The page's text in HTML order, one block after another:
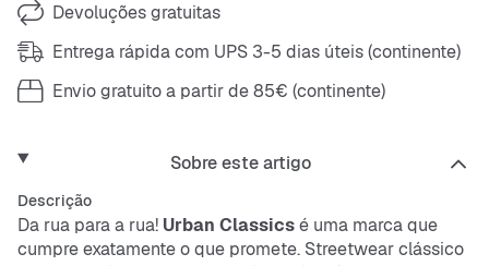
Devoluções gratuitas
Entrega rápida com UPS 3-5 dias úteis (continente)
Envio gratuito a partir de 85€ (continente)
Sobre este artigo
Descrição
Da rua para a rua! Urban Classicsé uma marca que
cumpre exatamente o que promete. Streetwear clássico